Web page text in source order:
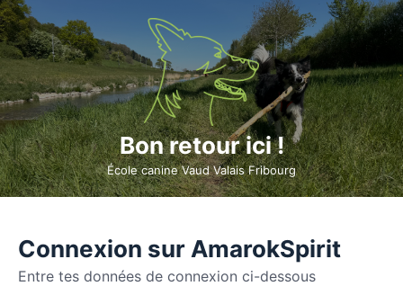
Connexion sur AmarokSpirit
Entre tes données de connexion ci-dessous
Bon retour ici !
École canine Vaud Valais Fribourg